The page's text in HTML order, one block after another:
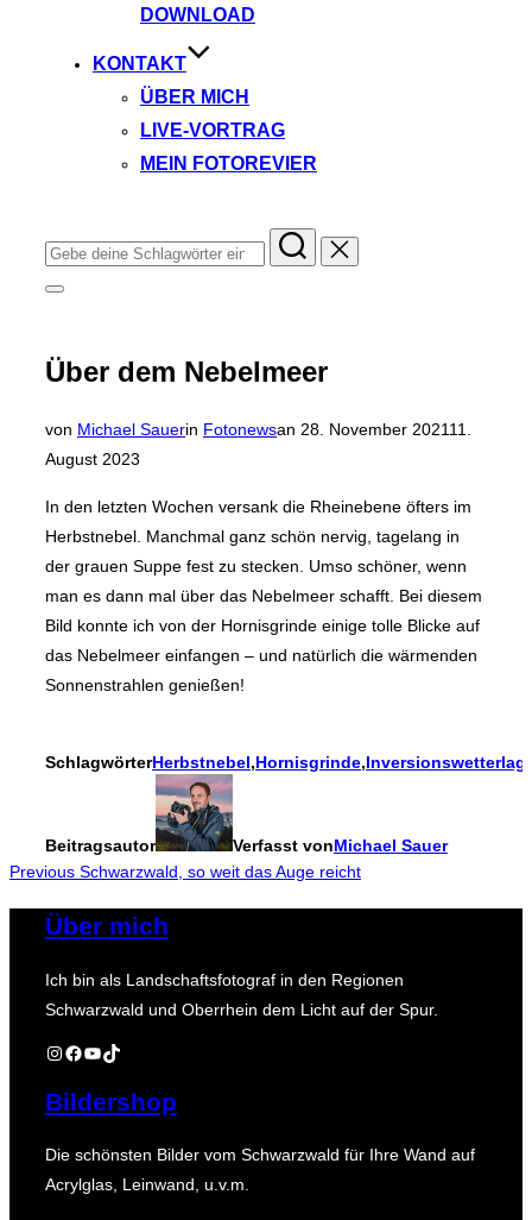
DOWNLOAD
KONTAKT
ÜBER MICH
LIVE-VORTRAG
MEIN FOTOREVIER
Suchen
nach:
Seitenleiste
Über dem Nebelmeer
von Michael Sauerin Fotonewsan Veröffentlicht
28. November 202111.
August 2023
In den letzten Wochen versank die Rheinebene öfters im
Herbstnebel. Manchmal ganz schön nervig, tagelang in
der grauen Suppe fest zu stecken. Umso schöner, wenn
man es dann mal über das Nebelmeer schafft. Bei diesem
Bild konnte ich von der Hornisgrinde einige tolle Blicke auf
das Nebelmeer einfangen – und natürlich die wärmenden
Sonnenstrahlen genießen!
SchlagwörterHerbstnebel,Hornisgrinde,
Beitragsautor Verfasst vonMichael Sauer
Beitragsnavigation
Previous
Previous Schwarzwald, so weit das Auge reicht
Über mich
Ich bin als Landschaftsfotograf in den Regionen
Schwarzwald und Oberrhein dem Licht auf der Spur.
Instagram
Facebook
YouTube
TikTok
Bildershop
Die schönsten Bilder vom Schwarzwald für Ihre Wand auf
Acrylglas, Leinwand, u.v.m.